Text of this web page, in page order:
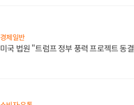
경제일반
미국 법원 "트럼프 정부 풍력 프로젝트 동